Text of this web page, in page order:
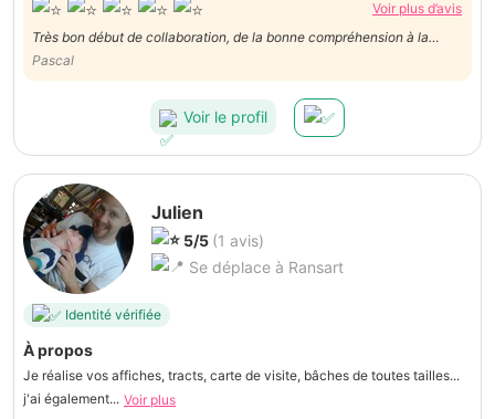
Voir plus d’avis
Très bon début de collaboration, de la bonne compréhension à la
phase de réalisation.
Pascal
Voir le profil
Julien
5/5 (1 avis)
Se déplace à Ransart
Identité vérifiée
À propos
Je réalise vos affiches, tracts, carte de visite, bâches de toutes tailles...
j'ai également... Voir plus